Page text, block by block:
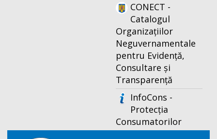
CONECT -
Catalogul
Organizațiilor
Neguvernamentale
pentru Evidență,
Consultare și
Transparență
InfoCons -
Protecția
Consumatorilor